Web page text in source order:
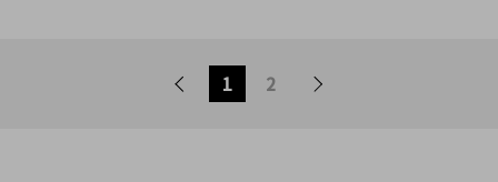
ジャッケット買取入荷！ 21 2